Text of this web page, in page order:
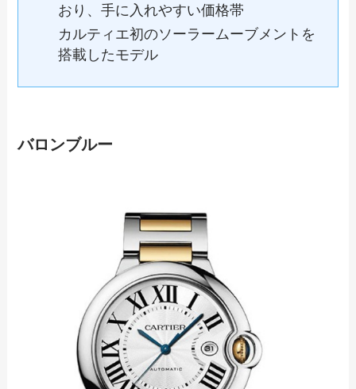
おり、手に入れやすい価格帯
カルティエ初のソーラームーブメントを
搭載したモデル
バロンブルー